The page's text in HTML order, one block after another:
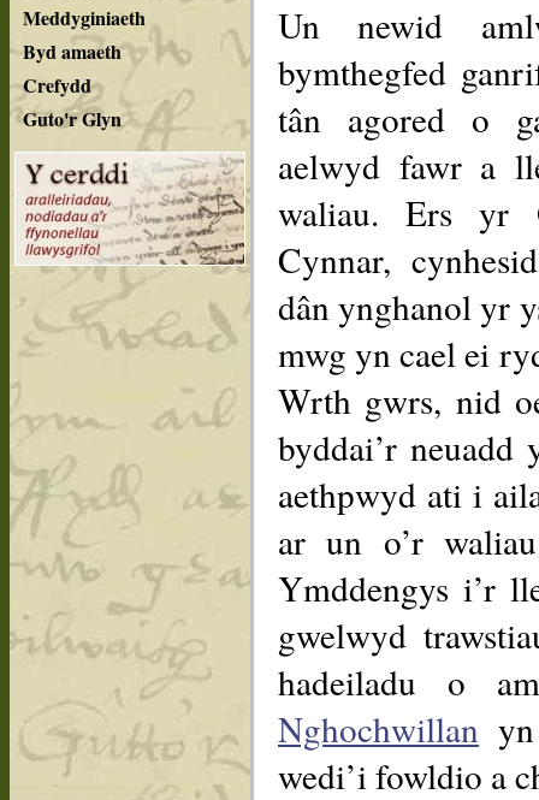
Meddyginiaeth
Byd amaeth
Crefydd
Guto'r Glyn
Un newid
bymthegfed
tân agored o
aelwyd fawr a
waliau. Ers yr
Cynnar,
dân ynghanol yr
mwg yn cael ei
Wrth gwrs, nid
byddai’r
aethpwyd ati i
ar un o’r
Ymddengys i’r
gwelwyd
hadeiladu o
Nghochwillan
wedi’i fowldio a